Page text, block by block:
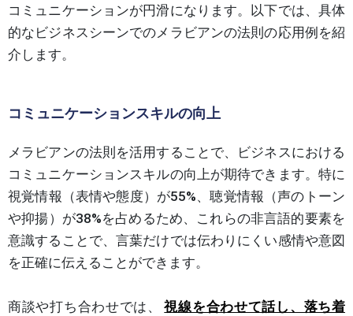
コミュニケーションが円滑になります。以下では、具体
的なビジネスシーンでのメラビアンの法則の応用例を紹
介します。
コミュニケーションスキルの向上
メラビアンの法則を活用することで、ビジネスにおける
コミュニケーションスキルの向上が期待できます。特に
視覚情報（表情や態度）が55%、聴覚情報（声のトーン
や抑揚）が38%を占めるため、これらの非言語的要素を
意識することで、言葉だけでは伝わりにくい感情や意図
を正確に伝えることができます。
商談や打ち合わせでは、
視線を合わせて話し、落ち着